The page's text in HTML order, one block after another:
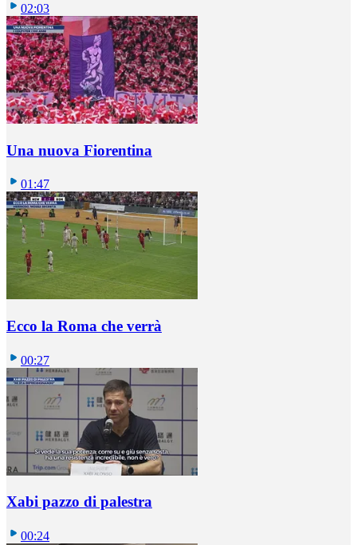
02:03
Una nuova Fiorentina
01:47
Ecco la Roma che verrà
00:27
Xabi pazzo di palestra
00:24